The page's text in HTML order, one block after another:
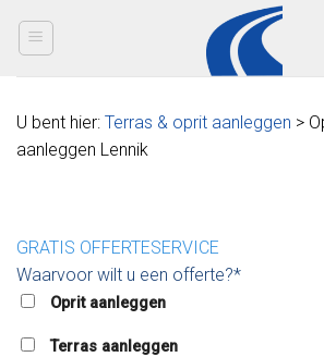
U bent hier: Terras & oprit aanleggen >
aanleggen Lennik
GRATIS OFFERTESERVICE
Waarvoor wilt u een offerte?*
Oprit aanleggen
Terras aanleggen